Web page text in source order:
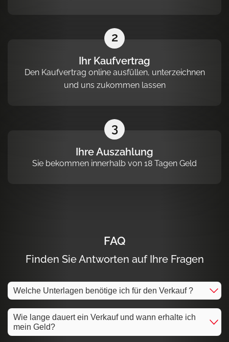
2
Ihr Kaufvertrag
Den Kaufvertrag online ausfüllen, unterzeichnen
und uns zukommen lassen
3
Ihre Auszahlung
Sie bekommen innerhalb von 18 Tagen Geld
FAQ
Finden Sie Antworten auf Ihre Fragen
Welche Unterlagen benötige ich für den Verkauf ?
Wie lange dauert ein Verkauf und wann erhalte ich
mein Geld?